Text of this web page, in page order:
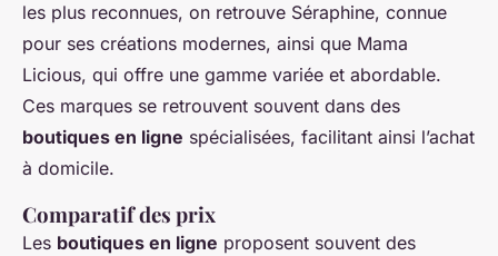
les plus reconnues, on retrouve Séraphine, connue
pour ses créations modernes, ainsi que Mama
Licious, qui offre une gamme variée et abordable.
Ces marques se retrouvent souvent dans des
boutiques en ligne spécialisées, facilitant ainsi l’achat
à domicile.
Comparatif des prix
Les boutiques en ligne proposent souvent des